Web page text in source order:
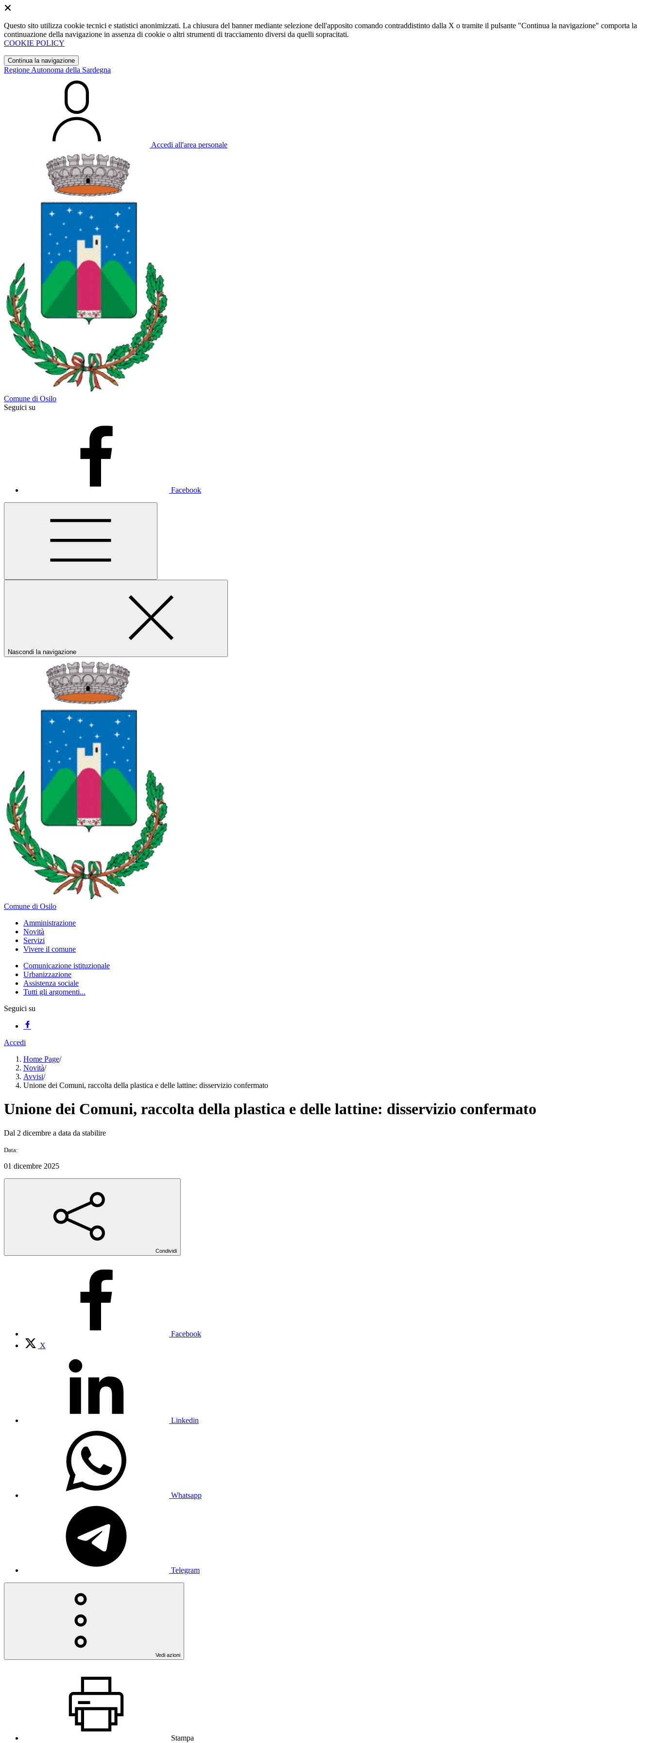
Questo sito utilizza cookie tecnici e statistici anonimizzati. La chiusura del banner mediante selezione dell'apposito comando contraddistinto dalla X o tramite il pulsante "Continua la navigazione" comporta la
continuazione della navigazione in assenza di cookie o altri strumenti di tracciamento diversi da quelli sopracitati.
COOKIE POLICY
Continua la navigazione
Regione Autonoma della Sardegna
Accedi all'area personale
Comune di Osilo
Seguici su
Facebook
Nascondi la navigazione
Comune di Osilo
Amministrazione
Novità
Servizi
Vivere il comune
Comunicazione istituzionale
Urbanizzazione
Assistenza sociale
Tutti gli argomenti...
Seguici su
Accedi
Home Page/
Novità/
Avvisi/
Unione dei Comuni, raccolta della plastica e delle lattine: disservizio confermato
Unione dei Comuni, raccolta della plastica e delle lattine: disservizio confermato
Dal 2 dicembre a data da stabilire
Data:
01 dicembre 2025
Condividi
Facebook
X
Linkedin
Whatsapp
Telegram
Vedi azioni
Stampa